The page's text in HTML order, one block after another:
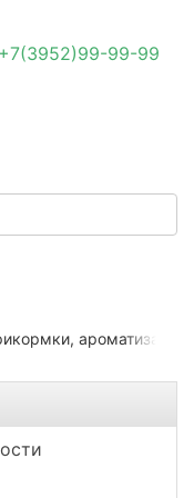
+7(3952)99-99-99